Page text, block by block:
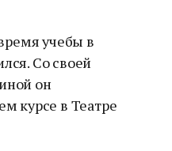
учебы в
Со своей
он
курсе в Театре